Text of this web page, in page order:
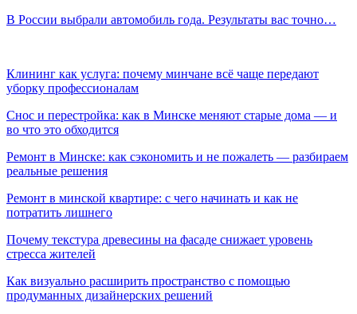
В России выбрали автомобиль года. Результаты вас точно…
Клининг как услуга: почему минчане всё чаще передают
уборку профессионалам
Снос и перестройка: как в Минске меняют старые дома — и
во что это обходится
Ремонт в Минске: как сэкономить и не пожалеть — разбираем
реальные решения
Ремонт в минской квартире: с чего начинать и как не
потратить лишнего
Почему текстура древесины на фасаде снижает уровень
стресса жителей
Как визуально расширить пространство с помощью
продуманных дизайнерских решений